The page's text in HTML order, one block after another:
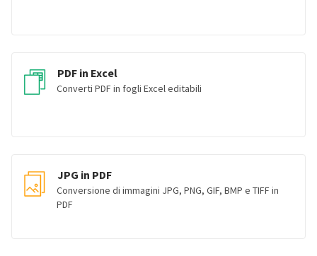
PDF in Excel
Converti PDF in fogli Excel editabili
JPG in PDF
Conversione di immagini JPG, PNG, GIF, BMP e TIFF in
PDF